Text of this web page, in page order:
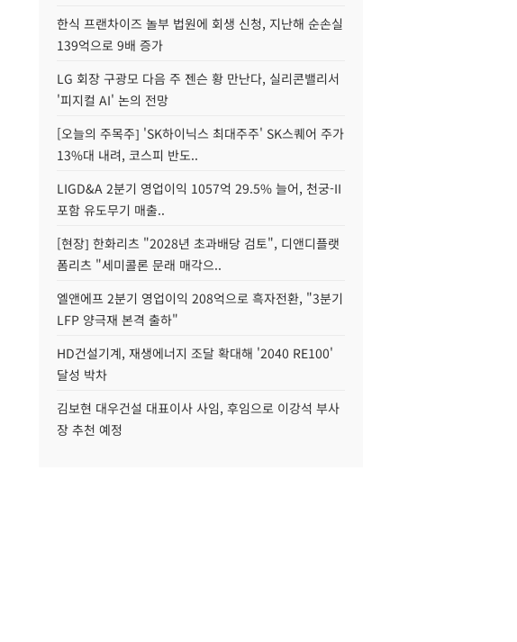
한식 프랜차이즈 놀부 법원에 회생 신청, 지난해 순손실
139억으로 9배 증가
LG 회장 구광모 다음 주 젠슨 황 만난다, 실리콘밸리서
'피지컬 AI' 논의 전망
[오늘의 주목주] 'SK하이닉스 최대주주' SK스퀘어 주가
13%대 내려, 코스피 반도..
LIGD&A 2분기 영업이익 1057억 29.5% 늘어, 천궁-II
포함 유도무기 매출..
[현장] 한화리츠 "2028년 초과배당 검토", 디앤디플랫
폼리츠 "세미콜론 문래 매각으..
엘앤에프 2분기 영업이익 208억으로 흑자전환, "3분기
LFP 양극재 본격 출하"
HD건설기계, 재생에너지 조달 확대해 '2040 RE100'
달성 박차
김보현 대우건설 대표이사 사임, 후임으로 이강석 부사
장 추천 예정